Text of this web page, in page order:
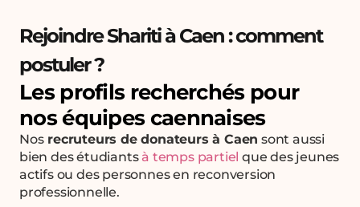
Rejoindre Shariti à Caen : comment
postuler ?
Les profils recherchés pour
nos équipes caennaises
Nosrecruteurs de donateurs à Caen sont aussi
bien des étudiantsà temps partiel que des jeunes
actifs ou des personnes en reconversion
professionnelle.